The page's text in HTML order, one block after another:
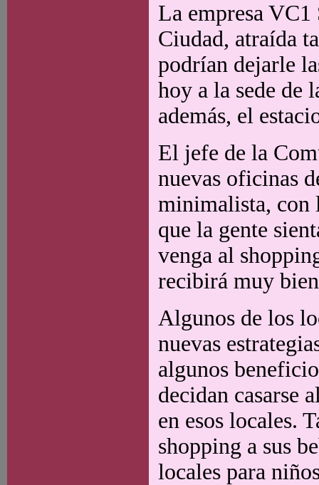
La empresa VC1
Ciudad, atraída
podrían dejarle
hoy a la sede de
además, el
El jefe de la
nuevas oficinas
minimalista, con
que la gente
venga al
recibirá muy
Algunos de los
nuevas
algunos
decidan casarse
en esos locales.
shopping a sus
locales para